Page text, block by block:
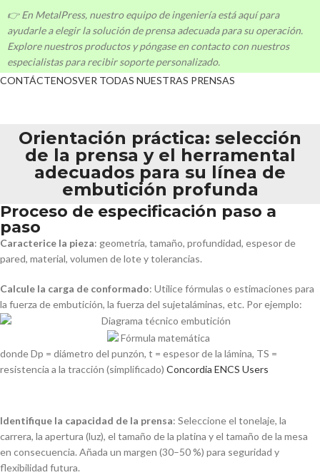
👉 En MetalPress, nuestro equipo de ingeniería está aquí para
ayudarle a elegir la solución de prensa adecuada para su operación.
Explore nuestros productos y póngase en contacto con nuestros
especialistas para recibir soporte personalizado.
CONTÁCTENOSVER TODAS NUESTRAS PRENSAS
Orientación práctica: selección
de la prensa y el herramental
adecuados para su línea de
embutición profunda
Proceso de especificación paso a
paso
Caracterice la pieza: geometría, tamaño, profundidad, espesor de
pared, material, volumen de lote y tolerancias.
Calcule la carga de conformado: Utilice fórmulas o estimaciones para
la fuerza de embutición, la fuerza del sujetaláminas, etc. Por ejemplo:
dondeDp = diámetro del punzón, t = espesor de la lámina, TS =
resistencia a la tracción (simplificado) Concordia ENCS Users
Identifique la capacidad de la prensa: Seleccione el tonelaje, la
carrera, la apertura (luz), el tamaño de la platina y el tamaño de la mesa
en consecuencia. Añada un margen (30–50 %) para seguridad y
flexibilidad futura.